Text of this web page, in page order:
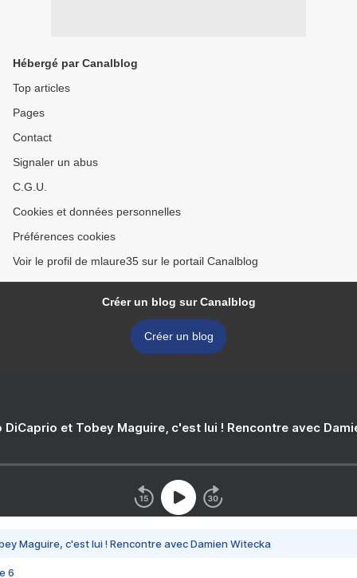
Hébergé par Canalblog
Top articles
Pages
Contact
Signaler un abus
C.G.U.
Cookies et données personnelles
Préférences cookies
Voir le profil de mlaure35 sur le portail Canalblog
Créer un blog sur Canalblog
Créer un blog
DiCaprio et Tobey Maguire, c'est lui ! Rencontre avec
Maguire, c'est lui ! Rencontre avec Damien Witecka
6